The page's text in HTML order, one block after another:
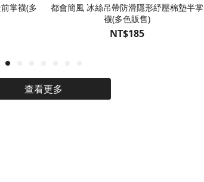
掌襪(多
都會簡風 冰絲吊帶防滑隱形紓壓棉墊半掌
襪(多色販售)
NT$185
查看更多